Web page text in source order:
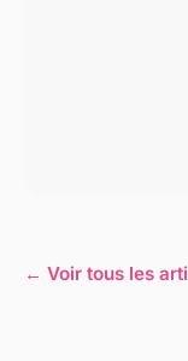
← Voir tous les